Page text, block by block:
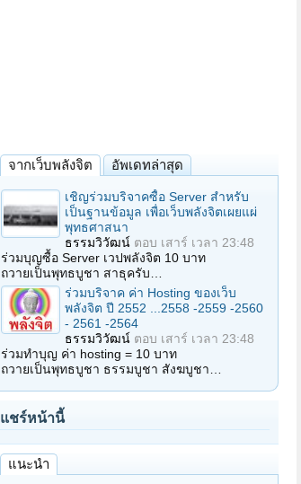
จากเว็บพลังจิต อัพเดทล่าสุด
เชิญร่วมบริจาคซื้อ Server สำหรับ
เป็นฐานข้อมูล เพื่อเว็บพลังจิตเผยแผ่
พุทธศาสนา
ธรรมวิวัฒน์ ตอบ เสาร์ เวลา 23:48
ร่วมบุญซื้อ Server เวปพลังจิต 10 บาท
ถวายเป็นพุทธบูชา สาธุครับ…
ร่วมบริจาค ค่า Hosting ของเว็บ
พลังจิต ปี 2552 ...2558 -2559 -2560
- 2561 -2564
ธรรมวิวัฒน์ ตอบ เสาร์ เวลา 23:48
ร่วมทำบุญ ค่า hosting = 10 บาท
ถวายเป็นพุทธบูชา ธรรมบูชา สังฆบูชา…
แชร์หน้านี้
แนะนำ